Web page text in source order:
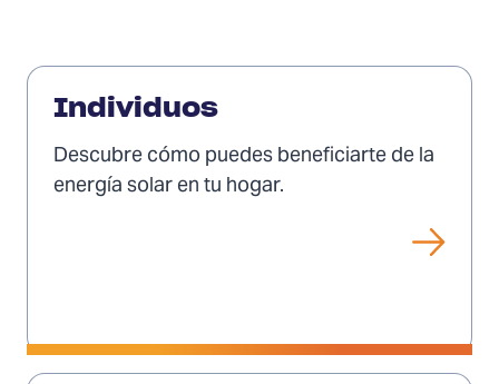
Ver
Individuos
Descubre cómo puedes beneficiarte de la
energía solar en tu hogar.